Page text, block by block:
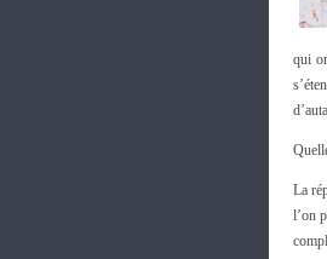
qui
La
l’on